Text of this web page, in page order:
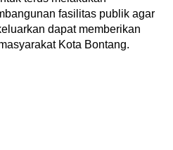
fasilitas publik agar
dapat memberikan
Kota Bontang.